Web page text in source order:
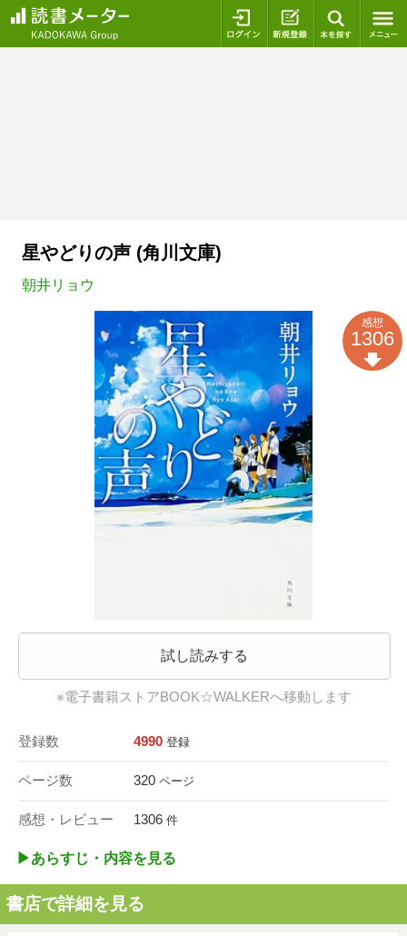
ログイン 新規登録
星やどりの声 (角川文庫)
朝井リョウ
試し読みする
※電子書籍ストアBOOK☆WALKERへ移動します
登録数 4990 登録
ページ数 320 ページ
感想・レビュー 1306 件
感想
1306
▶︎あらすじ・内容を見る
書店で詳細を見る